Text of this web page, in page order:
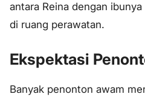
antara Reina dengan
di ruang perawatan.
Ekspektasi
Banyak penonton awam